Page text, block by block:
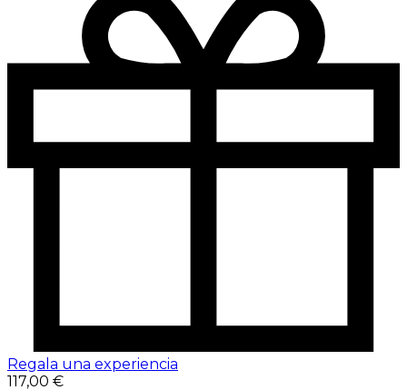
Regala una experiencia
117,00 €